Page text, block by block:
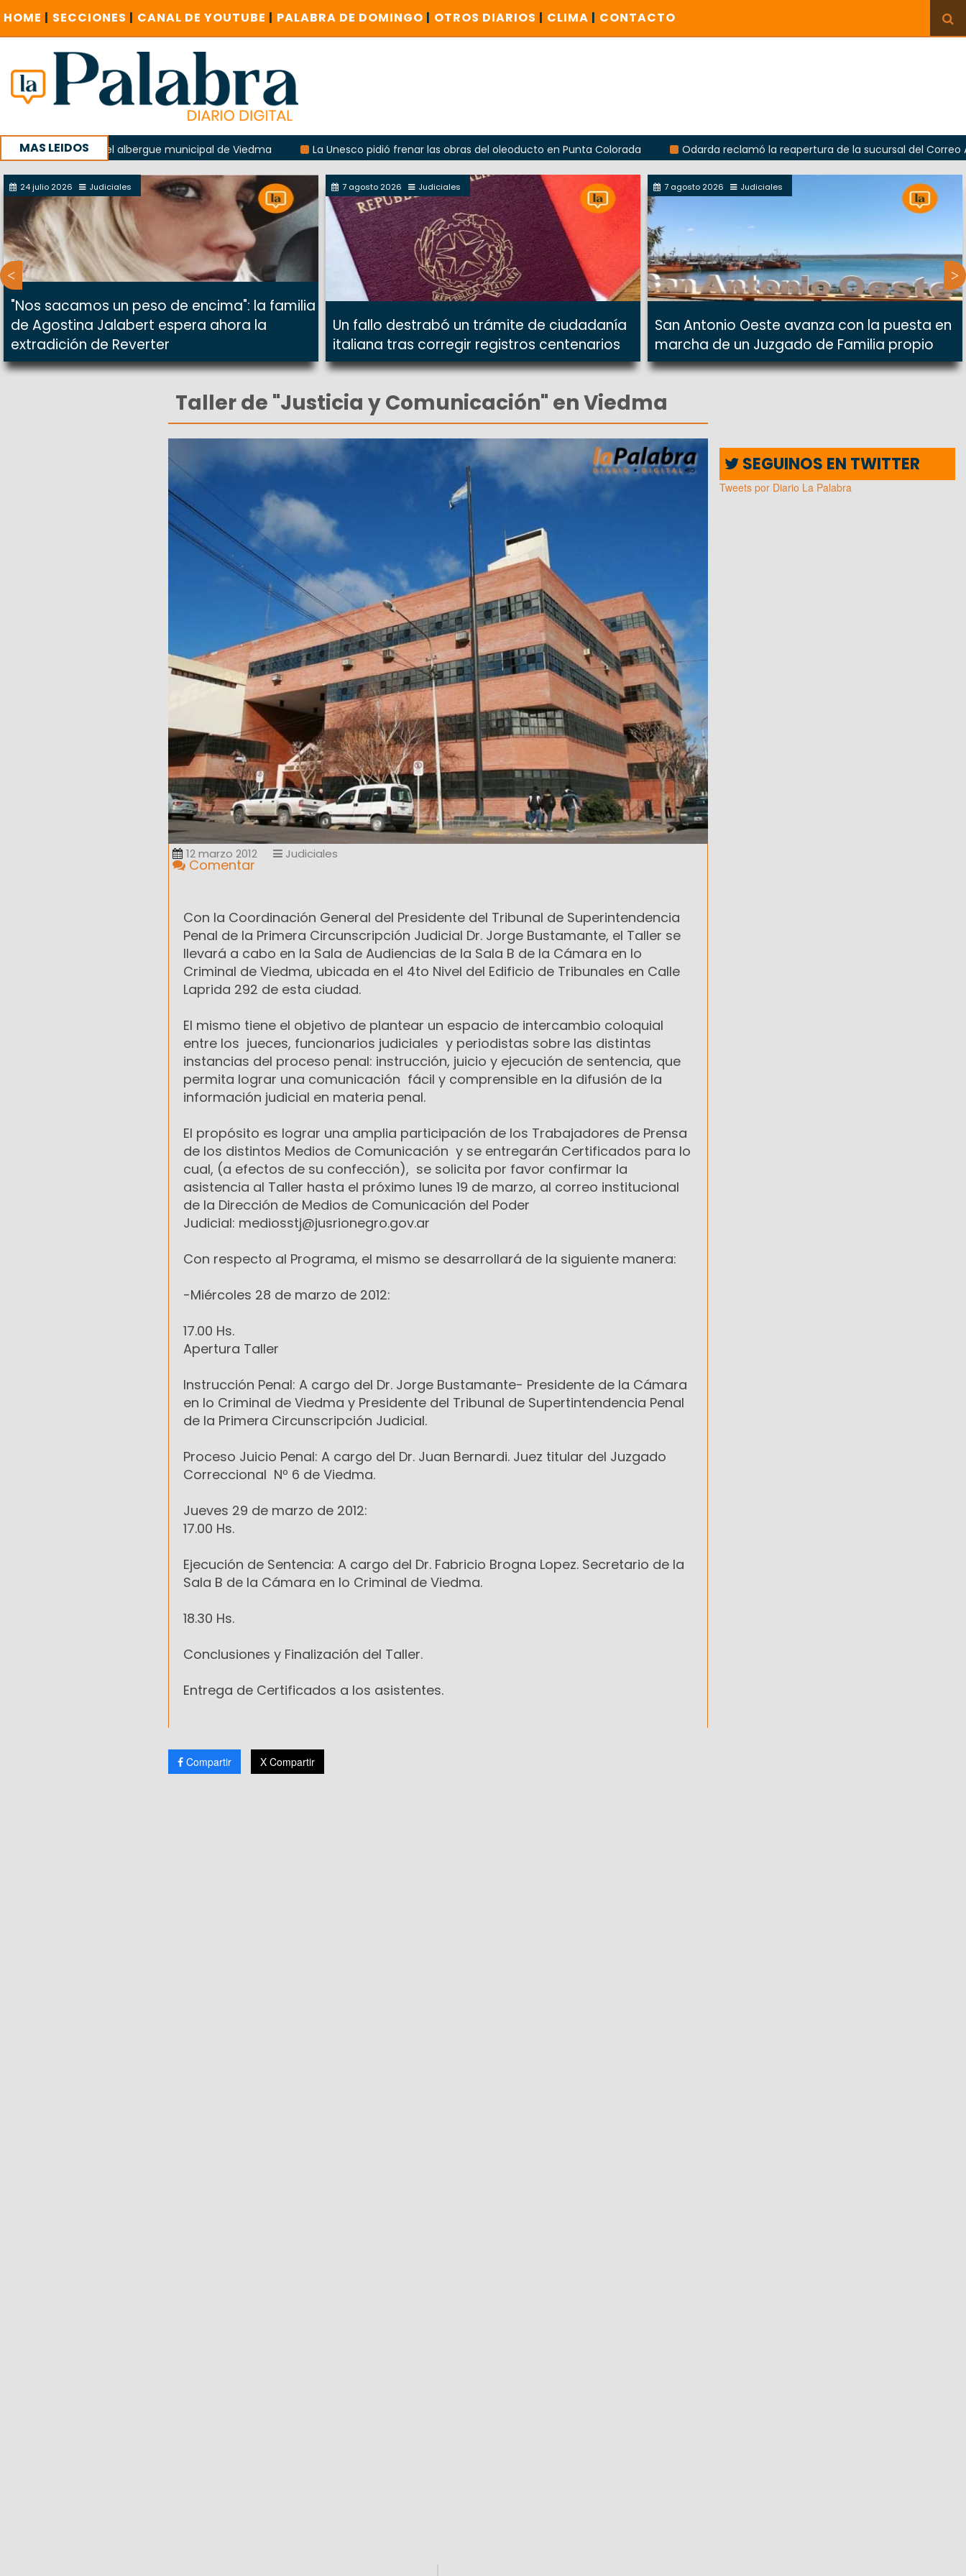
HOME | SECCIONES | CANAL DE YOUTUBE | PALABRA DE DOMINGO | OTROS DIARIOS | CLIMA | CONTACTO
MAS LEIDOS
del albergue municipal de Viedma La Unesco pidió frenar las obras del oleoducto en Punta Colorada
Odarda reclamó la reapertura de la sucursal del Correo Argentino
con un encuentro provincial en Roca
24 julio 2026 Judiciales
"Nos sacamos un peso de encima": la familia
de Agostina Jalabert espera ahora la
extradición de Reverter
7 agosto 2026 Judiciales
Un fallo destrabó un trámite de ciudadanía
italiana tras corregir registros centenarios
7 agosto 2026 Judiciales
San Antonio Oeste avanza con la puesta en
marcha de un Juzgado de Familia propio
Taller de "Justicia y Comunicación" en Viedma
12 marzo 2012 Judiciales
Comentar
Con la Coordinación General del Presidente del Tribunal de Superintendencia
Penal de la Primera Circunscripción Judicial Dr. Jorge Bustamante, el Taller se
llevará a cabo en la Sala de Audiencias de la Sala B de la Cámara en lo
Criminal de Viedma, ubicada en el 4to Nivel del Edificio de Tribunales en Calle
Laprida 292 de esta ciudad.
El mismo tiene el objetivo de plantear un espacio de intercambio coloquial
entre los jueces, funcionarios judiciales y periodistas sobre las distintas
instancias del proceso penal: instrucción, juicio y ejecución de sentencia, que
permita lograr una comunicación fácil y comprensible en la difusión de la
información judicial en materia penal.
El propósito es lograr una amplia participación de los Trabajadores de Prensa
de los distintos Medios de Comunicación y se entregarán Certificados para lo
cual, (a efectos de su confección), se solicita por favor confirmar la
asistencia al Taller hasta el próximo lunes 19 de marzo, al correo institucional
de la Dirección de Medios de Comunicación del Poder
Judicial: mediosstj@jusrionegro.gov.ar
Con respecto al Programa, el mismo se desarrollará de la siguiente manera:
-Miércoles 28 de marzo de 2012:
17.00 Hs.
Apertura Taller
Instrucción Penal: A cargo del Dr. Jorge Bustamante- Presidente de la Cámara
en lo Criminal de Viedma y Presidente del Tribunal de Supertintendencia Penal
de la Primera Circunscripción Judicial.
Proceso Juicio Penal: A cargo del Dr. Juan Bernardi. Juez titular del Juzgado
Correccional Nº 6 de Viedma.
Jueves 29 de marzo de 2012:
17.00 Hs.
Ejecución de Sentencia: A cargo del Dr. Fabricio Brogna Lopez. Secretario de la
Sala B de la Cámara en lo Criminal de Viedma.
18.30 Hs.
Conclusiones y Finalización del Taller.
Entrega de Certificados a los asistentes.
Compartir X Compartir
SEGUINOS EN TWITTER
Tweets por Diario La Palabra